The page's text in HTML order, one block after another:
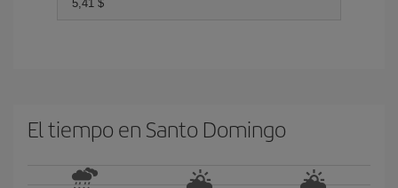
5,41 $
El tiempo en Santo Domingo